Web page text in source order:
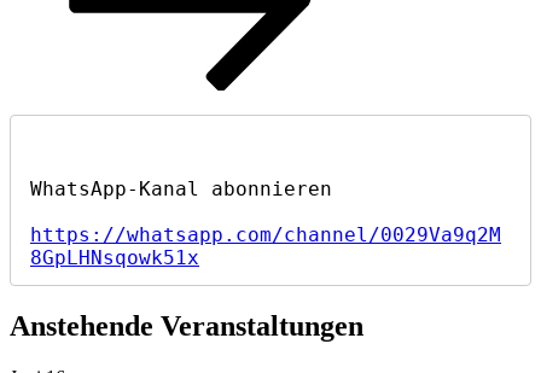
https://whatsapp.com/channel/0029Va9q2M
8GpLHNsqowk51x
Anstehende Veranstaltungen